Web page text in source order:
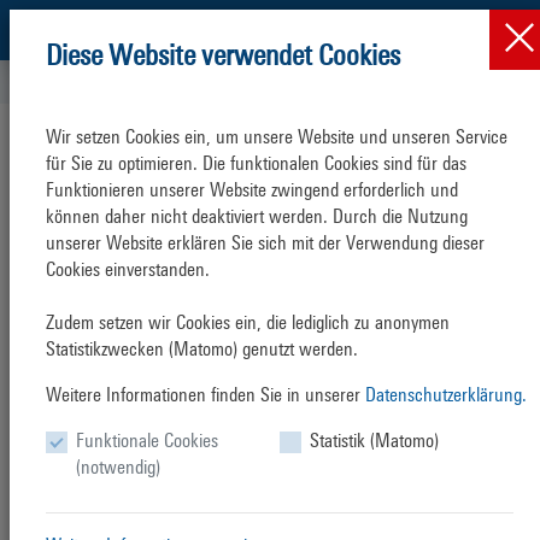
Stadt begrüßt strategische Kooperation
zwischen YARA und VNG
Montag, 24. April 2023
Diese Website verwendet Cookies
Wir setzen Cookies ein, um unsere Website und unseren Service
für Sie zu optimieren. Die funktionalen Cookies sind für das
Funktionieren unserer Website zwingend erforderlich und
können daher nicht deaktiviert werden. Durch die Nutzung
unserer Website erklären Sie sich mit der Verwendung dieser
Cookies einverstanden.
Zudem setzen wir Cookies ein, die lediglich zu anonymen
Statistikzwecken (Matomo) genutzt werden.
Weitere Informationen finden Sie in unserer Datenschutzerklärung.
Funktionale Cookies
(notwendig)
Statistik (Matomo)